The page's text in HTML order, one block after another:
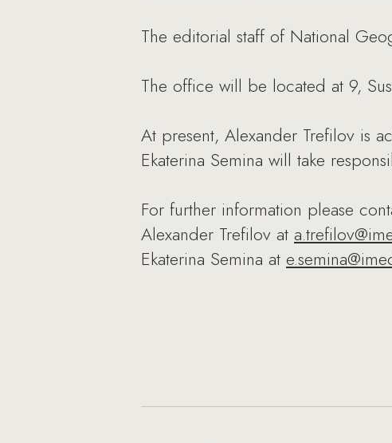
The editorial staff of National
The office will be located at 9,
At present, Alexander Trefilov is
Ekaterina Semina will take
For further information please
Alexander Trefilov at
Ekaterina Semina at